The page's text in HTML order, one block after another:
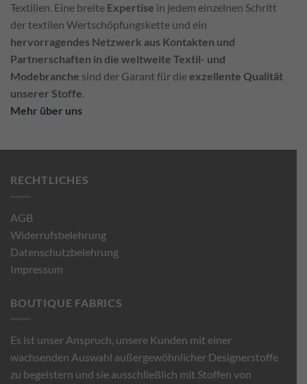
Textilien. Eine breite Expertise in jedem einzelnen Schritt
der textilen Wertschöpfungskette und ein
hervorragendes Netzwerk aus Kontakten und
Partnerschaften in die weltweite Textil- und
Modebranche sind der Garant für dieexzellente Qualität
unserer Stoffe.
Mehr über uns
RECHTLICHES
AGB
Widerrufsbelehrung
Datenschutzbelehrung
Impressum
BOUTIQUE FABRICS
Es ist unser Anspruch, unsere Kunden mit einer
wachsenden Auswahl außergewöhnlicher Designerstoffe
zu begeistern und sie ausschließlich mit Stoffen von